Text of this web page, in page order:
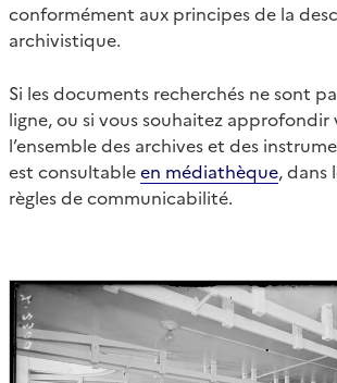
conformément aux principes de la
archivistique.
Si les documents recherchés ne sont
ligne, ou si vous souhaitez approfondir
l’ensemble des archives et des
est consultableen médiathèque, dans
règles de communicabilité.